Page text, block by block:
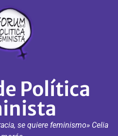
Política
se quiere feminismo» Celia